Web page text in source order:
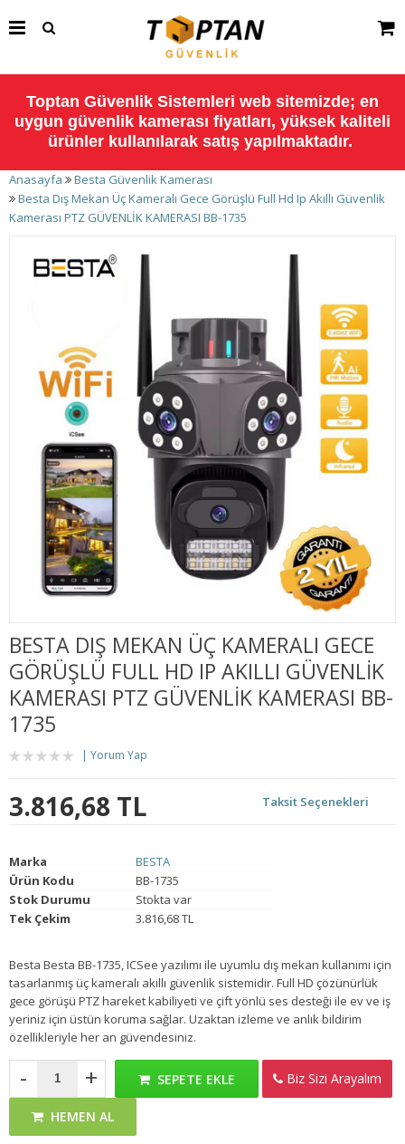
Toptan Güvenlik Sistemleri web sitemizde; en
uygun güvenlik kamerası fiyatları, yüksek kaliteli
ürünler kullanılarak satış yapılmaktadır.
Anasayfa
Besta Güvenlik Kamerası
Besta Dış Mekan Üç Kameralı Gece Görüşlü Full Hd Ip Akıllı Güvenlik
Kamerası PTZ GÜVENLİK KAMERASI BB-1735
BESTA DIŞ MEKAN ÜÇ KAMERALI GECE
GÖRÜŞLÜ FULL HD IP AKILLI GÜVENLIK
KAMERASI PTZ GÜVENLİK KAMERASI BB-
1735
Yorum Yap
3.816,68 TL Taksit Seçenekleri
Marka
BESTA
Ürün Kodu
BB-1735
Stok Durumu
Stokta var
Tek Çekim
3.816,68 TL
Besta Besta BB-1735, ICSee yazılımı ile uyumlu dış mekan kullanımı için
tasarlanmış üç kameralı akıllı güvenlik sistemidir. Full HD çözünürlük
gece görüşü PTZ hareket kabiliyeti ve çift yönlü ses desteği ile ev ve iş
yeriniz için üstün koruma sağlar. Uzaktan izleme ve anlık bildirim
özellikleriyle her an güvendesiniz.
- + SEPETE EKLE
HEMEN AL
Biz Sizi Arayalım